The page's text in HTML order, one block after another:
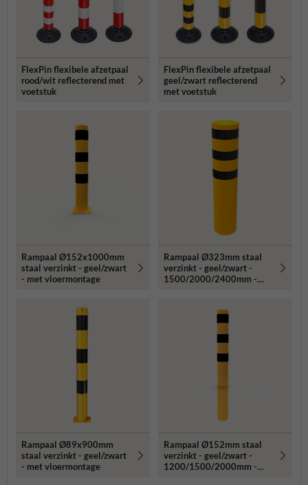
FlexPin flexibele afzetpaal
rood/wit reflecterend met
voetstuk
FlexPin flexibele afzetpaal
geel/zwart reflecterend
met voetstuk
Rampaal Ø152x1000mm
staal verzinkt - geel/zwart
- met vloermontage
Rampaal Ø323mm staal
verzinkt - geel/zwart -
1500/2000/2400mm -
Rampaal Ø89x900mm
staal verzinkt - geel/zwart
- met vloermontage
Rampaal Ø152mm staal
verzinkt - geel/zwart -
1200/1500/2000mm -